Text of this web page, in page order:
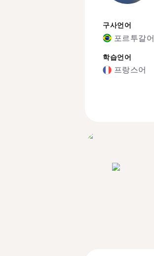
구사언어
포르투갈어
학습언어
프랑스어